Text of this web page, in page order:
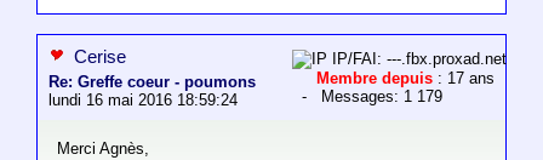
Cerise
Re: Greffe coeur - poumons
lundi 16 mai 2016 18:59:24
IP/FAI: ---.fbx.proxad.net
Membre depuis : 17 ans
- Messages: 1 179
Merci Agnès,